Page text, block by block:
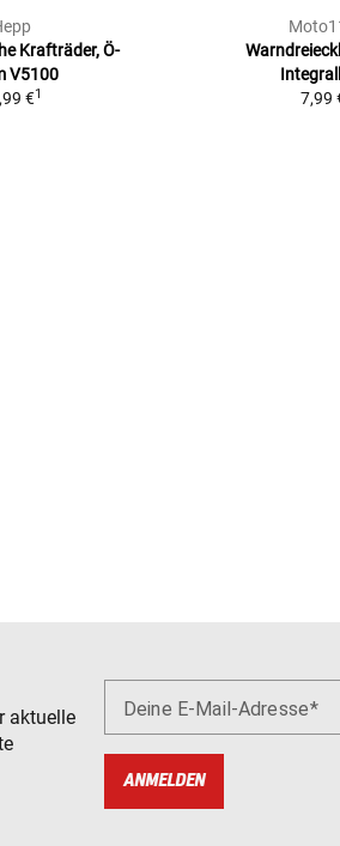
Krafträder, Ö-
V5100
€1
7,99
aktuelle
Deine E-Mail-Adresse
ANMELDEN